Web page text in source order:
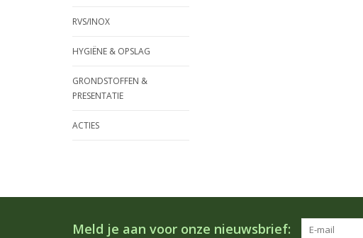
RVS/INOX
HYGIËNE & OPSLAG
GRONDSTOFFEN &
PRESENTATIE
ACTIES
Meld je aan voor onze nieuwsbrief: